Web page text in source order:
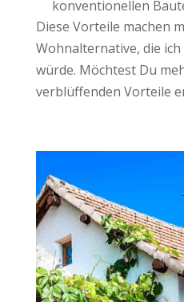
konventionellen
Diese Vorteile machen
Wohnalternative, die
würde. Möchtest Du
verblüffenden Vorteile